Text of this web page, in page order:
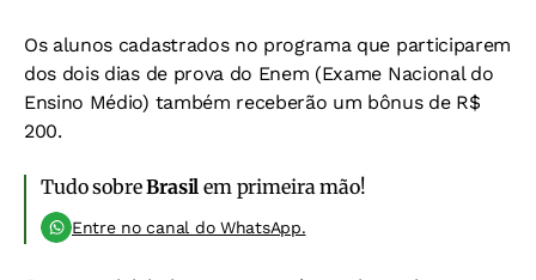
Os alunos cadastrados no programa que participarem
dos dois dias de prova do Enem (Exame Nacional do
Ensino Médio) também receberão um bônus de R$
200.
Tudo sobreBrasil em primeira mão!
Entre no canal do WhatsApp.